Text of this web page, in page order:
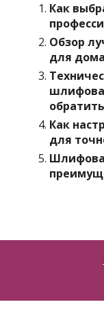
Как
Обзор
для
Как
для